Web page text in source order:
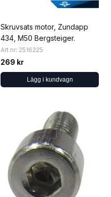
Skruvsats motor, Zundapp
434, M50 Bergsteiger.
Art.nr: 2516225
269 kr
Lägg i kundvagn